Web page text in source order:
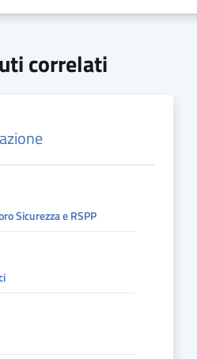
correlati
Sicurezza e RSPP